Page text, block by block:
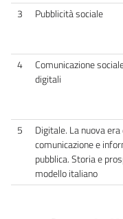
3
Pubblicità sociale
4
Comunicazione
digitali
5
Digitale. La nuova era
comunicazione e
pubblica. Storia e
modello italiano